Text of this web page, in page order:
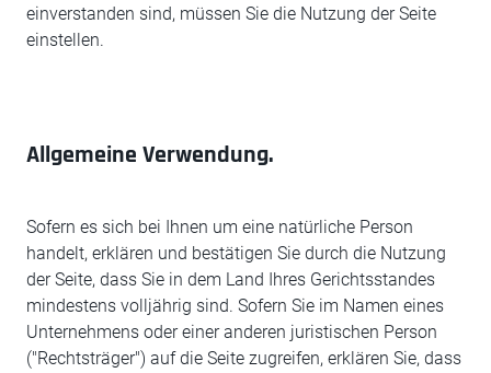
einverstanden sind, müssen Sie die Nutzung der Seite
einstellen.
Allgemeine Verwendung.
Sofern es sich bei Ihnen um eine natürliche Person
handelt, erklären und bestätigen Sie durch die Nutzung
der Seite, dass Sie in dem Land Ihres Gerichtsstandes
mindestens volljährig sind. Sofern Sie im Namen eines
Unternehmens oder einer anderen juristischen Person
("Rechtsträger") auf die Seite zugreifen, erklären Sie, dass